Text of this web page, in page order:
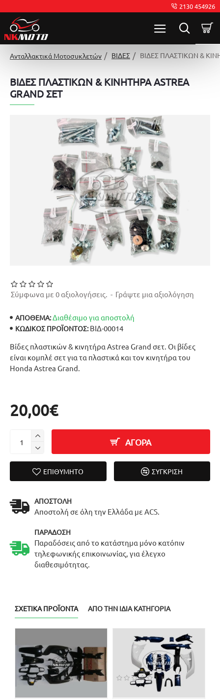
2130 454926
Ανταλλακτικά Μοτοσυκλετών ΒΙΔΕΣ ΒΙΔΕΣ ΠΛΑΣΤΙΚΩΝ &
ΒΙΔΕΣ ΠΛΑΣΤΙΚΩΝ & ΚΙΝΗΤΗΡΑ ASTREA
GRAND ΣΕΤ
Βίδες πλαστικών & κινητήρα Astrea Grand σετ. Οι βίδες
είναι κομπλέ σετ για τα πλαστικά και τον κινητήρα του
Honda Astrea Grand.
ΑΠΟΘΕΜΑ:Διαθέσιμο για αποστολή
ΚΩΔΙΚΌΣ ΠΡΟΪΌΝΤΟΣ: ΒΙΔ-00014
Σύμφωνα με 0 αξιολογήσεις. - Γράψτε μια αξιολόγηση
20,00€
ΑΓΟΡΑ
ΕΠΙΘΥΜΗΤΌ ΣΎΓΚΡΙΣΗ
ΑΠΟΣΤΟΛΉ
Αποστολή σε όλη την Ελλάδα με ACS.
ΠΑΡΆΔΟΣΗ
Παραδόσεις από το κατάστημα μόνο κατόπιν
τηλεφωνικής επικοινωνίας, για έλεγχο
διαθεσιμότητας.
ΣΧΕΤΙΚΆ ΠΡΟΪΌΝΤΑ ΑΠΌ ΤΗΝ ΊΔΙΑ ΚΑΤΗΓΟΡΊΑ